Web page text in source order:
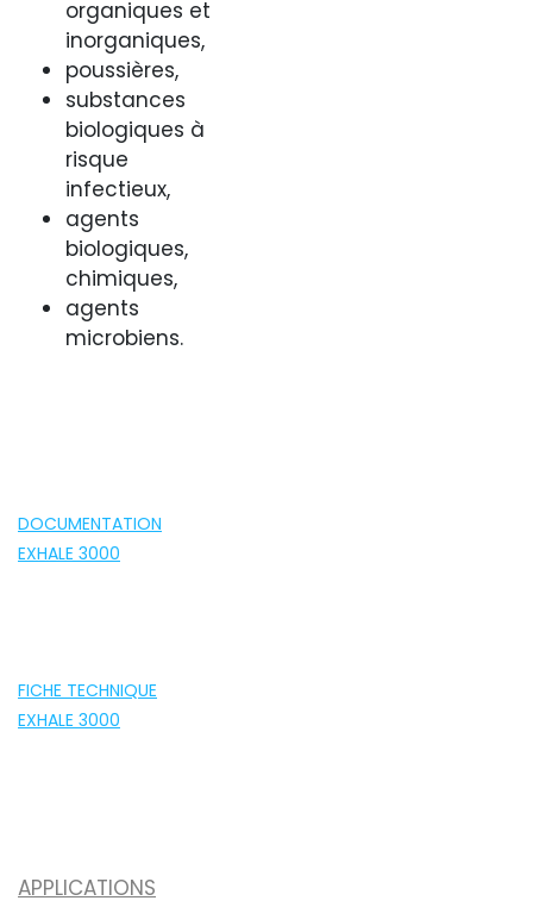
organiques et
inorganiques,
poussières,
substances
biologiques à
risque
infectieux,
agents
biologiques,
chimiques,
agents
microbiens.
DOCUMENTATION
EXHALE 3000
FICHE TECHNIQUE
EXHALE 3000
APPLICATIONS